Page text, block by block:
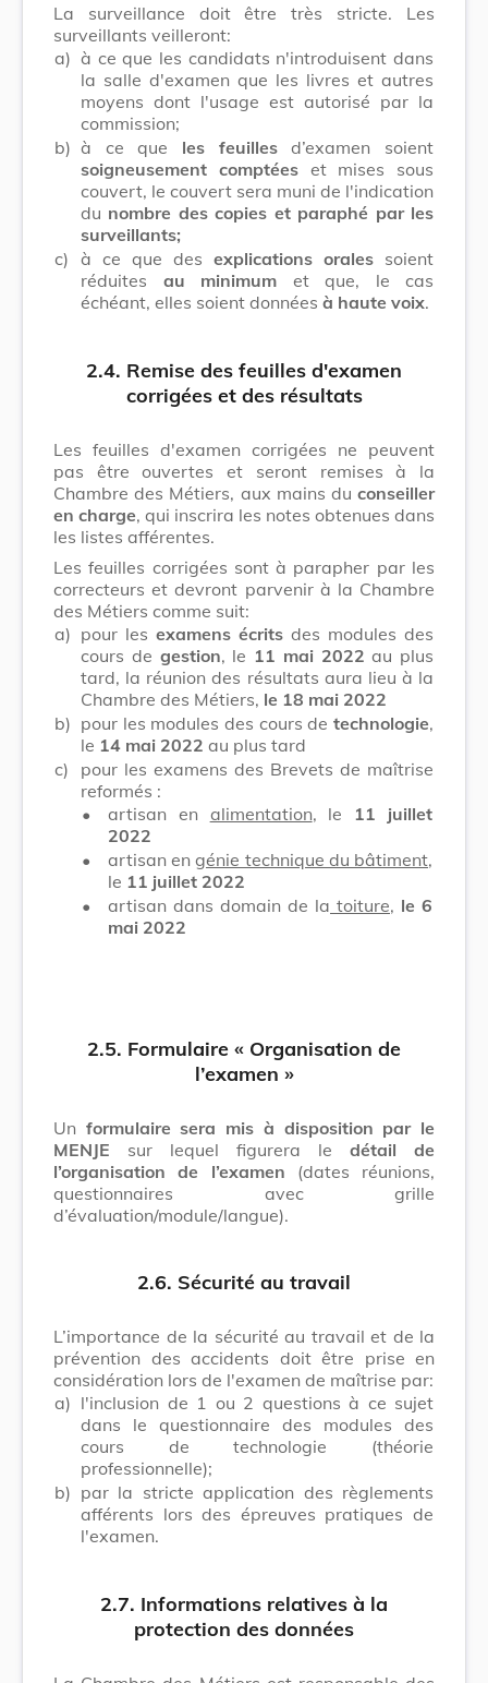
La surveillance doit être très stricte. Les
surveillants veilleront:
a) à ce que les candidats n'introduisent dans
la salle d'examen que les livres et autres
moyens dont l'usage est autorisé par la
commission;
b) à ce que les feuillesd’examen soient
soigneusement comptéeset mises sous
couvert, le couvert sera muni de l'indication
du nombre des copies et paraphé par les
surveillants;
c) à ce que des explications orales soient
réduites au minimum et que, le cas
échéant, elles soient données à haute voix.
2.4. Remise des feuilles d'examen
corrigées et des résultats
Les feuilles d'examen corrigées ne peuvent
pas être ouvertes et seront remises à la
Chambre des Métiers, aux mains du conseiller
en charge, qui inscrira les notes obtenues dans
les listes afférentes.
Les feuilles corrigées sont à parapher par les
correcteurs et devront parvenir à la Chambre
des Métiers comme suit:
a) pour les examens écrits des modules des
cours de gestion, le 11 mai 2022 au plus
tard, la réunion des résultats aura lieu à la
Chambre des Métiers, le 18 mai 2022
b) pour les modules des cours de technologie,
le 14 mai 2022 au plus tard
c)
pour les examens des Brevets de maîtrise
reformés :
•
artisan en alimentation, le 11 juillet
2022
•
artisan engénie technique du bâtiment,
le 11 juillet 2022
•
artisan dans domain de la toiture, le 6
mai 2022
2.5. Formulaire « Organisation de
l’examen »
Un formulaire sera mis à disposition par le
MENJE sur lequel figurera le détail de
l’organisation de l’examen (dates réunions,
questionnaires avec grille
d’évaluation/module/langue).
2.6. Sécurité au travail
L’importance de la sécurité au travail et de la
prévention des accidents doit être prise en
considération lors de l'examen de maîtrise par:
a) l'inclusion de 1 ou 2 questions à ce sujet
dans le questionnaire des modules des
cours de technologie (théorie
professionnelle);
b) par la stricte application des règlements
afférents lors des épreuves pratiques de
l'examen.
2.7. Informations relatives à la
protection des données